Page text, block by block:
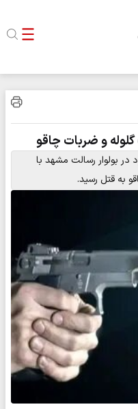
در بولوار رسالت مشهد با
به قتل رسید.